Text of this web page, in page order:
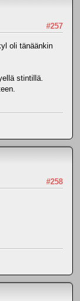
#257
oli tänäänkin
stintillä.
#258